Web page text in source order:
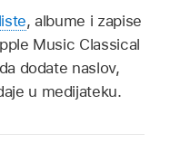
, albume i zapise
Music Classical
dodate naslov,
u medijateku.